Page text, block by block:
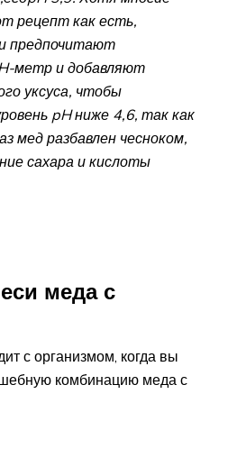
рецепт как есть,
предпочитают
метр и добавляют
уксуса, чтобы
pH ниже 4,6, так как
мед разбавлен чесноком,
е сахара и кислоты
меда с
с организмом, когда вы
комбинацию меда с